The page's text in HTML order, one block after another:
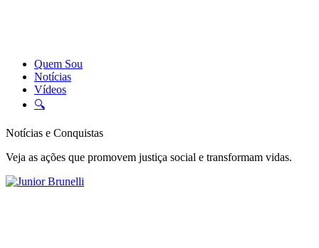
Quem Sou
Notícias
Vídeos
🔍
Notícias e Conquistas
Veja as ações que promovem justiça social e transformam vidas.